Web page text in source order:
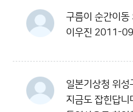
구름이 순간이동
이우진 2011-
일본기상청 위성
지금도 잡힌답니